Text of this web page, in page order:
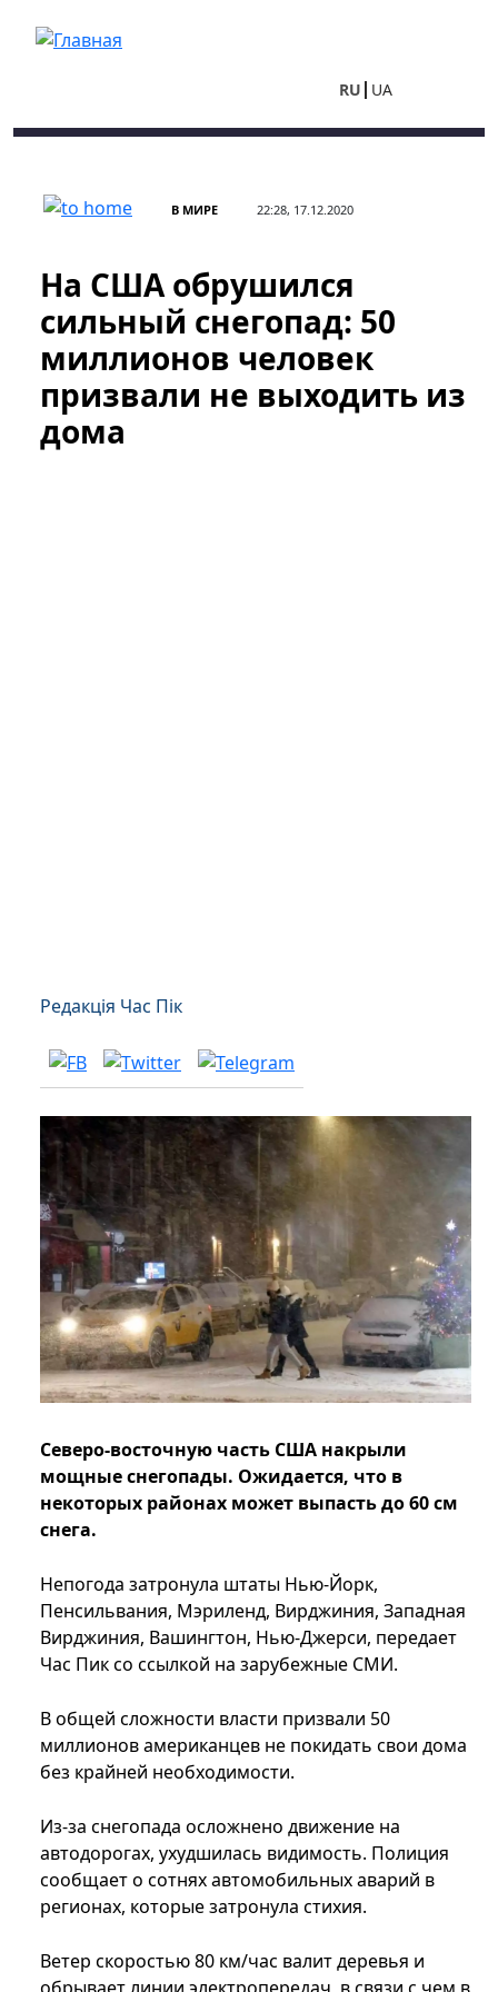
RU UA
В МИРЕ 22:28, 17.12.2020
На США обрушился
сильный снегопад: 50
миллионов человек
призвали не выходить из
дома
Редакція Час Пік
Северо-восточную часть США накрыли
мощные снегопады. Ожидается, что в
некоторых районах может выпасть до 60 см
снега.
Непогода затронула штаты Нью-Йорк,
Пенсильвания, Мэриленд, Вирджиния, Западная
Вирджиния, Вашингтон, Нью-Джерси, передает
Час Пик со ссылкой на зарубежные СМИ.
В общей сложности власти призвали 50
миллионов американцев не покидать свои дома
без крайней необходимости.
Из-за снегопада осложнено движение на
автодорогах, ухудшилась видимость. Полиция
сообщает о сотнях автомобильных аварий в
регионах, которые затронула стихия.
Ветер скоростью 80 км/час валит деревья и